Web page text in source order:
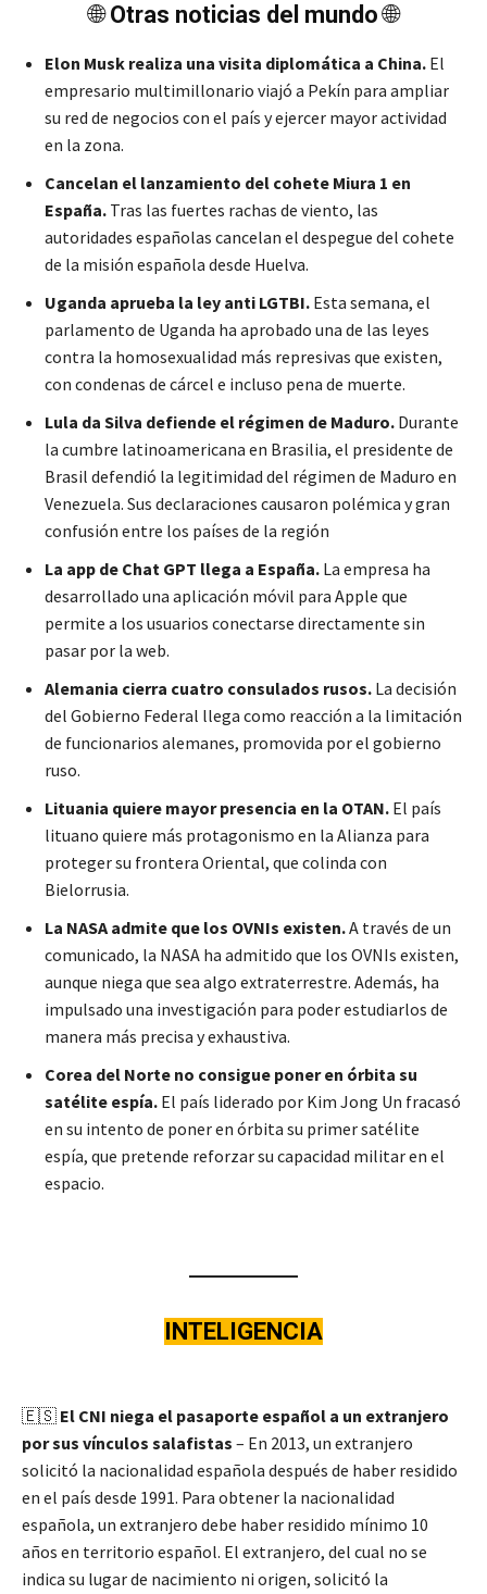
🌐Otras noticias del mundo🌐
Elon Musk realiza una visita diplomática a China. El
empresario multimillonario viajó a Pekín para ampliar
su red de negocios con el país y ejercer mayor actividad
en la zona.
Cancelan el lanzamiento del cohete Miura 1 en
España. Tras las fuertes rachas de viento, las
autoridades españolas cancelan el despegue del cohete
de la misión española desde Huelva.
Uganda aprueba la ley anti LGTBI. Esta semana, el
parlamento de Uganda ha aprobado una de las leyes
contra la homosexualidad más represivas que existen,
con condenas de cárcel e incluso pena de muerte.
Lula da Silva defiende el régimen de Maduro. Durante
la cumbre latinoamericana en Brasilia, el presidente de
Brasil defendió la legitimidad del régimen de Maduro en
Venezuela. Sus declaraciones causaron polémica y gran
confusión entre los países de la región
La app de Chat GPT llega a España. La empresa ha
desarrollado una aplicación móvil para Apple que
permite a los usuarios conectarse directamente sin
pasar por la web.
Alemania cierra cuatro consulados rusos. La decisión
del Gobierno Federal llega como reacción a la limitación
de funcionarios alemanes, promovida por el gobierno
ruso.
Lituania quiere mayor presencia en la OTAN. El país
lituano quiere más protagonismo en la Alianza para
proteger su frontera Oriental, que colinda con
Bielorrusia.
La NASA admite que los OVNIs existen.A través de un
comunicado, la NASA ha admitido que los OVNIs existen,
aunque niega que sea algo extraterrestre. Además, ha
impulsado una investigación para poder estudiarlos de
manera más precisa y exhaustiva.
Corea del Norte no consigue poner en órbita su
satélite espía. El país liderado por Kim Jong Un fracasó
en su intento de poner en órbita su primer satélite
espía, que pretende reforzar su capacidad militar en el
espacio.
INTELIGENCIA
🇪🇸 El CNI niega el pasaporte español a un extranjero
por sus vínculos salafistas – En 2013, un extranjero
solicitó la nacionalidad española después de haber residido
en el país desde 1991. Para obtener la nacionalidad
española, un extranjero debe haber residido mínimo 10
años en territorio español. El extranjero, del cual no se
indica su lugar de nacimiento ni origen, solicitó la